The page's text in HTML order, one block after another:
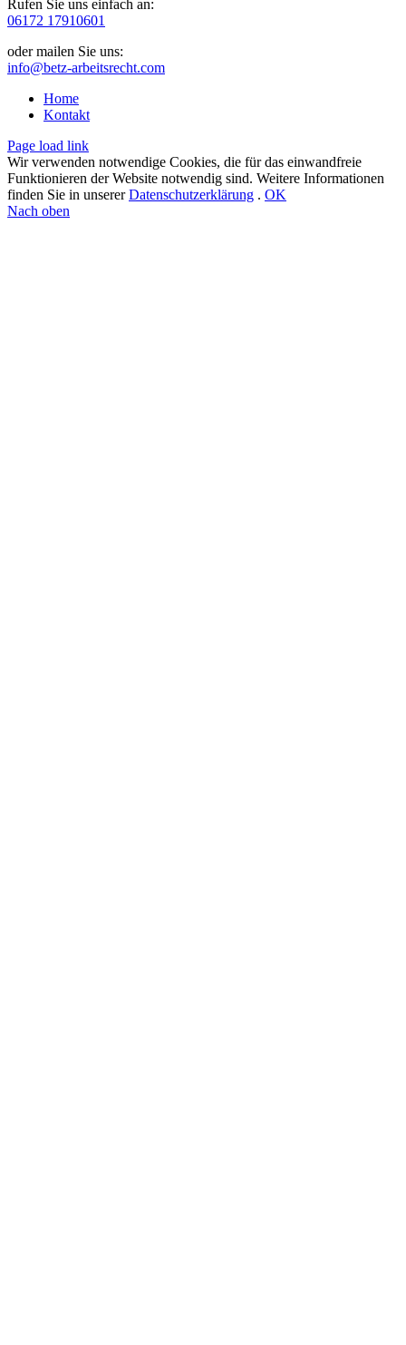
Rufen Sie uns einfach an:
06172 17910601
oder mailen Sie uns:
info@betz-arbeitsrecht.com
Home
Kontakt
Page load link
Wir verwenden notwendige Cookies, die für das einwandfreie
Funktionieren der Website notwendig sind. Weitere Informationen
finden Sie in unsererDatenschutzerklärung . OK
Nach oben